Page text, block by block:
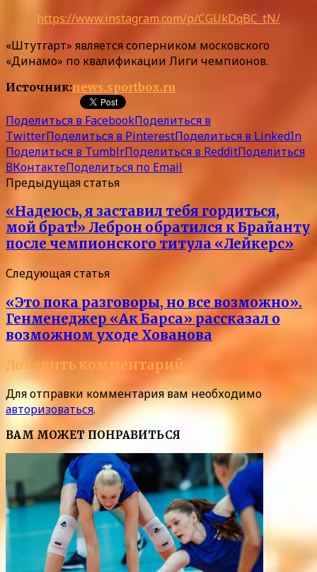
https://www.instagram.com/p/CGUkDqBC_tN/
«Штутгарт» является соперником московского
«Динамо» по квалификации Лиги чемпионов.
Источник:news.sportbox.ru
Поделиться в FacebookПоделиться в
TwitterПоделиться в PinterestПоделиться в LinkedIn
Поделиться в TumblrПоделиться в RedditПоделиться
ВКонтактеПоделиться по Email
Предыдущая статья
«Надеюсь, я заставил тебя гордиться,
мой брат!» Леброн обратился к Брайанту
после чемпионского титула «Лейкерс»
Следующая статья
«Это пока разговоры, но все возможно».
Генменеджер «Ак Барса» рассказал о
возможном уходе Хованова
Добавить комментарий
Для отправки комментария вам необходимо
авторизоваться.
ВАМ МОЖЕТ ПОНРАВИТЬСЯ